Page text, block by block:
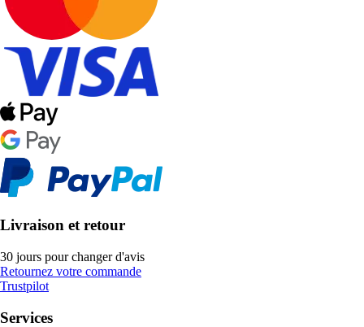
Livraison et retour
30 jours pour changer d'avis
Retournez votre commande
Trustpilot
Services